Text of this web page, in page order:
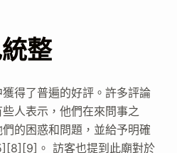
整
得了普遍的好評。許多評論
人表示，他們在來問事之
的困惑和問題，並給予明確
。 訪客也提到此廟對於